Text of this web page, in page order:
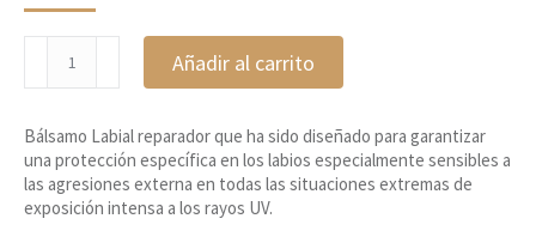
reparador,
Maris
cantidad
Añadir al carrito
Bálsamo Labial reparador que ha sido diseñado para garantizar
una protección específica en los labios especialmente sensibles a
las agresiones externa en todas las situaciones extremas de
exposición intensa a los rayos UV.